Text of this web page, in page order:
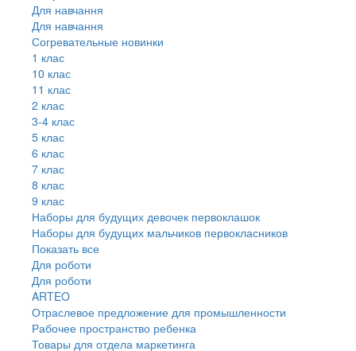
Для навчання
Для навчання
Согревательные новинки
1 клас
10 клас
11 клас
2 клас
3-4 клас
5 клас
6 клас
7 клас
8 клас
9 клас
Наборы для будущих девочек первоклашок
Наборы для будущих мальчиков первокласников
Показать все
Для роботи
Для роботи
ARTEO
Отраслевое предложение для промышленности
Рабочее пространство ребенка
Товары для отдела маркетинга